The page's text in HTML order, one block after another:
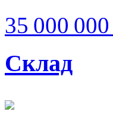
35 000
Склад